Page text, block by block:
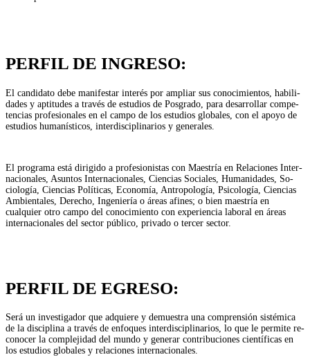
PERFIL DE INGRESO:
El candidato debe manifestar interés por ampliar sus conocimientos, habili­
dades y aptitudes a través de estudios de Posgrado, para desarrollar compe­
tencias profesionales en el campo de los estudios globales, con el apoyo de
estudios humanísticos, interdisciplinarios y generales.
El programa está dirigido a profesionistas con Maestría en Relaciones Inter­
nacionales, Asuntos Internacionales, Ciencias Sociales, Humanidades, So­
ciología, Ciencias Políticas, Economía, Antropología, Psicología, Ciencias
Ambientales, Derecho, Ingeniería o áreas afines; o bien maestría en
cualquier otro campo del conocimiento con experiencia laboral en áreas
internaciona­les del sector público, privado o tercer sector.
PERFIL DE EGRESO:
Será un investigador que adquiere y demuestra una comprensión sistémica
de la disciplina a través de enfoques interdisciplinarios, lo que le permite re­
conocer la complejidad del mundo y generar contribuciones científicas en
los estudios globales y relaciones internacionales.